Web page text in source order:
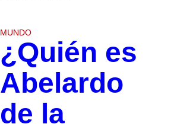
MUNDO
¿Quién es
Abelardo
de la